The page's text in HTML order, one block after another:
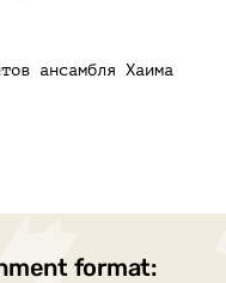
ансамбля Хаима
format: